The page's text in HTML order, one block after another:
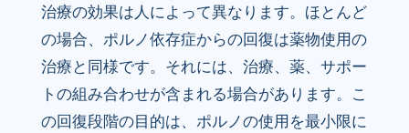
治療の効果は人によって異なります。ほとんど
の場合、ポルノ依存症からの回復は薬物使用の
治療と同様です。それには、治療、薬、サポー
トの組み合わせが含まれる場合があります。こ
の回復段階の目的は、ポルノの使用を最小限に